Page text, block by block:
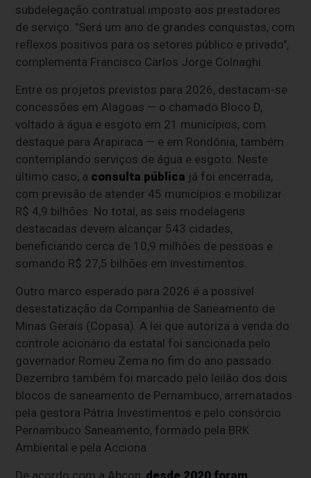
subdelegação contratual imposto aos prestadores
de serviço. "Será um ano de grandes conquistas, com
reflexos positivos para os setores público e privado",
complementa Francisco Carlos Jorge Colnaghi.
Entre os projetos previstos para 2026, destacam-se
concessões em Alagoas — o chamado Bloco D,
voltado à água e esgoto em 21 municípios, com
destaque para Arapiraca — e em Rondônia, também
contemplando serviços de água e esgoto. Neste
último caso, a consulta pública já foi encerrada,
com previsão de atender 45 municípios e mobilizar
R$ 4,9 bilhões. No total, as seis modelagens
destacadas devem alcançar 543 cidades,
beneficiando cerca de 10,9 milhões de pessoas e
somando R$ 27,5 bilhões em investimentos.
Outro marco esperado para 2026 é a possível
desestatização da Companhia de Saneamento de
Minas Gerais (Copasa). A lei que autoriza a venda do
controle acionário da estatal foi sancionada pelo
governador Romeu Zema no fim do ano passado.
Dezembro também foi marcado pelo leilão dos dois
blocos de saneamento de Pernambuco, arrematados
pela gestora Pátria Investimentos e pelo consórcio
Pernambuco Saneamento, formado pela BRK
Ambiental e pela Acciona.
De acordo com a Abcon, desde 2020 foram